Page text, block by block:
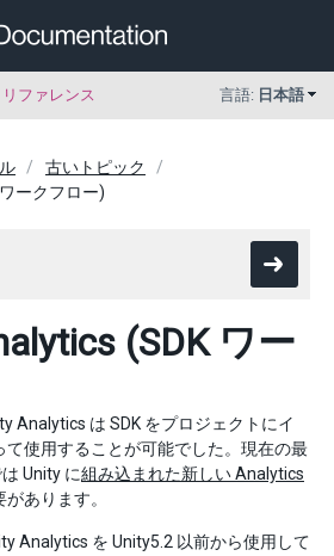
ファレンス 言語: 日本語
古いトピック
ークフロー)
(SDK ワー
Analytics は SDK をプロジェクトにイ
て使用することが可能でした。現在の最
Unity に組み込まれた新しい Analytics
あります。
Analytics を Unity5.2 以前から使用して